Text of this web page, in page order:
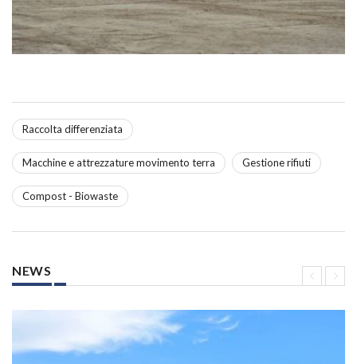
Raccolta differenziata
Macchine e attrezzature movimento terra Gestione rifiuti
Compost - Biowaste
NEWS